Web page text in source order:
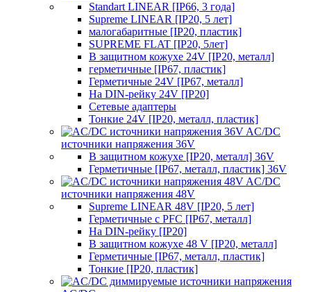
Standart LINEAR [IP66, 3 года]
Supreme LINEAR [IP20, 5 лет]
малогабаритные [IP20, пластик]
SUPREME FLAT [IP20, 5лет]
В защитном кожухе 24V [IP20, металл]
герметичные [IP67, пластик]
Герметичные 24V [IP67, металл]
На DIN-рейку 24V [IP20]
Сетевые адаптеры
Тонкие 24V [IP20, металл, пластик]
AC/DC
источники напряжения 36V
В защитном кожухе [IP20, металл] 36V
Герметичные [IP67, металл, пластик] 36V
AC/DC
источники напряжения 48V
Supreme LINEAR 48V [IP20, 5 лет]
Герметичные с PFC [IP67, металл]
На DIN-рейку [IP20]
В защитном кожухе 48 V [IP20, металл]
Герметичные [IP67, металл, пластик]
Тонкие [IP20, пластик]